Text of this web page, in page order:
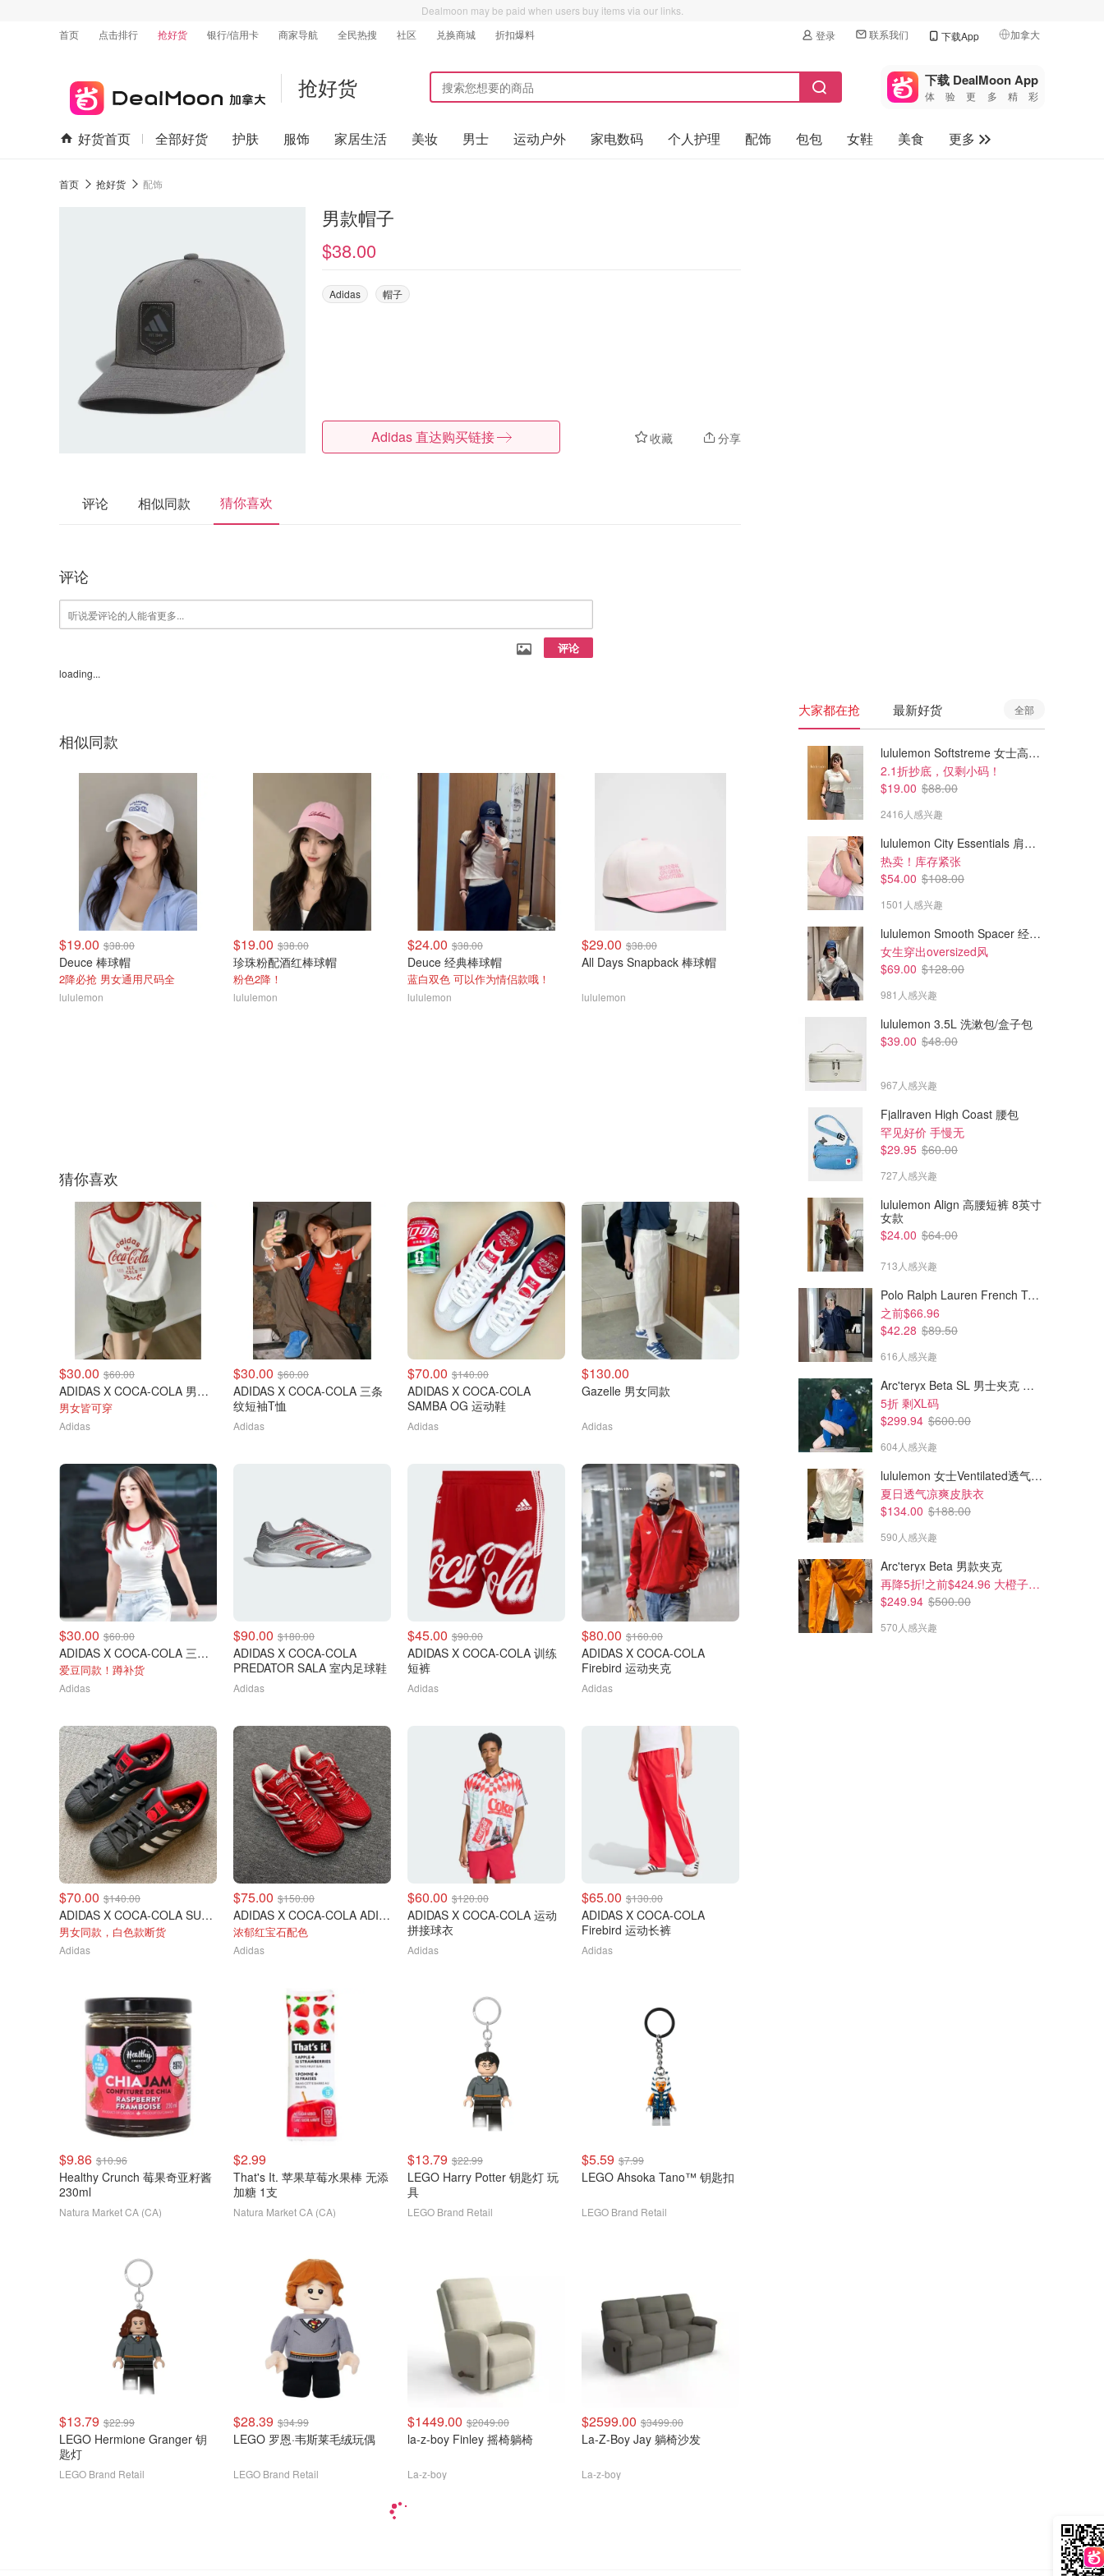
Dealmoon may be paid when users buy items via our links.
首页
点击排行 抢好货 银行/信用卡 商家导航 全民热搜 社区 兑换商城 折扣爆料 登录 联系我们 下载App 加拿大
🇺🇸
美国
🇨🇳中国
🇨🇦加拿大
抢好货 下载 DealMoon App
体验更多精彩
好货首页 全部好货 护肤 服饰 家居生活 美妆 男士 运动户外 家电数码 个人护理 配饰 包包 女鞋 美食
更多
首页 抢好货 配饰
男款帽子
$38.00
Adidas 帽子
收藏 分享
Adidas 直达购买链接
评论 相似同款 猜你喜欢
评论
评论
loading...
相似同款
$19.00 $38.00
Deuce 棒球帽
2降必抢 男女通用尺码全
lululemon
$19.00 $38.00
珍珠粉配酒红棒球帽
粉色2降！
lululemon
$24.00 $38.00
Deuce 经典棒球帽
蓝白双色 可以作为情侣款哦！
lululemon
$29.00 $38.00
All Days Snapback 棒球帽
lululemon
$38.00
运动遮阳帽
$24.00 $38.00
经典棒球帽
3色可选 特别运动风
lululemon
猜你喜欢
$30.00 $60.00
ADIDAS X COCA-COLA 男士T恤
男女皆可穿
Adidas
$30.00 $60.00
ADIDAS X COCA-COLA 三条
纹短袖T恤
Adidas
$70.00 $140.00
ADIDAS X COCA-COLA
SAMBA OG 运动鞋
Adidas
$130.00
Gazelle 男女同款
Adidas
$30.00 $60.00
ADIDAS X COCA-COLA 三条纹短袖T恤
爱豆同款！蹲补货
Adidas
$90.00 $180.00
ADIDAS X COCA-COLA
PREDATOR SALA 室内足球鞋
Adidas
$45.00 $90.00
ADIDAS X COCA-COLA 训练
短裤
Adidas
$80.00 $160.00
ADIDAS X COCA-COLA
Firebird 运动夹克
Adidas
$70.00 $140.00
ADIDAS X COCA-COLA SUPERSTAR II 贝壳头
男女同款，白色款断货
Adidas
$75.00 $150.00
ADIDAS X COCA-COLA ADISTAR CONTROL 5 运动鞋
浓郁红宝石配色
Adidas
$60.00 $120.00
ADIDAS X COCA-COLA 运动
拼接球衣
Adidas
$65.00 $130.00
ADIDAS X COCA-COLA
Firebird 运动长裤
Adidas
$9.86 $10.96
Healthy Crunch 莓果奇亚籽酱
230ml
Natura Market CA (CA)
$2.99
That's It. 苹果草莓水果棒 无添
加糖 1支
Natura Market CA (CA)
$13.79 $22.99
LEGO Harry Potter 钥匙灯 玩
具
LEGO Brand Retail
$5.59 $7.99
LEGO Ahsoka Tano™ 钥匙扣
LEGO Brand Retail
$13.79 $22.99
LEGO Hermione Granger 钥
匙灯
LEGO Brand Retail
$28.39 $34.99
LEGO 罗恩·韦斯莱毛绒玩偶
LEGO Brand Retail
$1449.00 $2049.00
la-z-boy Finley 摇椅躺椅
La-z-boy
$2599.00 $3499.00
La-Z-Boy Jay 躺椅沙发
La-z-boy
大家都在抢 最新好货 全部
lululemon Softstreme 女士高腰短裤 10cm
2.1折抄底，仅剩小码！
$19.00 $88.00
2416人感兴趣
lululemon City Essentials 肩背包 4L
热卖！库存紧张
$54.00 $108.00
1501人感兴趣
lululemon Smooth Spacer 经典卫衣
女生穿出oversized风
$69.00 $128.00
981人感兴趣
lululemon 3.5L 洗漱包/盒子包
$39.00 $48.00
967人感兴趣
Fjallraven High Coast 腰包
罕见好价 手慢无
$29.95 $60.00
727人感兴趣
lululemon Align 高腰短裤 8英寸
女款
$24.00 $64.00
713人感兴趣
Polo Ralph Lauren French Terry 女童连帽卫衣 7-16码
之前$66.96
$42.28 $89.50
616人感兴趣
Arc'teryx Beta SL 男士夹克 黑色
5折 剩XL码
$299.94 $600.00
604人感兴趣
lululemon 女士Ventilated透气可收纳跑步夹克
夏日透气凉爽皮肤衣
$134.00 $188.00
590人感兴趣
Arc'teryx Beta 男款夹克
再降5折!之前$424.96 大橙子好显白 蹲补
$249.94 $500.00
570人感兴趣